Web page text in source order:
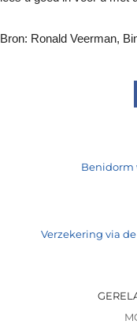
Bron: Ronald Veerman,
Benidorm
Verzekering via